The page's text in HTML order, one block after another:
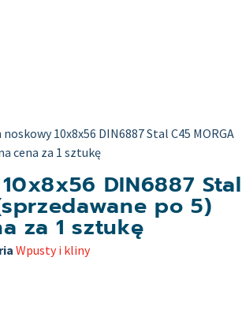
10x8x56 DIN6887 Stal C45 MORGA
cena za 1 sztukę
DIN6887 Stal
po 5)
za 1 sztukę
Wpusty i kliny